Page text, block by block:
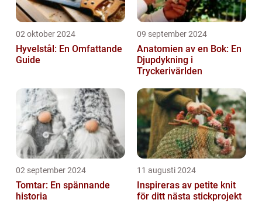
02 oktober 2024
Hyvelstål: En Omfattande
Guide
09 september 2024
Anatomien av en Bok: En
Djupdykning i
Tryckerivärlden
02 september 2024
Tomtar: En spännande
historia
11 augusti 2024
Inspireras av petite knit
för ditt nästa stickprojekt